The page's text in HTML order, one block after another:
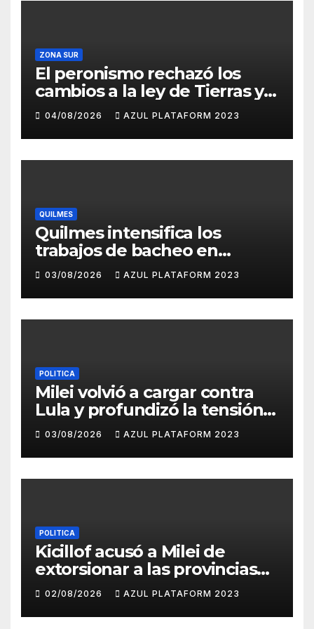
ZONA SUR
El peronismo rechazó los
cambios a la ley de Tierras y
convocó a movilizarse el
jueves en contra del
Gobierno
04/08/2026 AZUL PLATAFORM 2023
QUILMES
Quilmes intensifica los
trabajos de bacheo en
distintos barrios
03/08/2026 AZUL PLATAFORM 2023
POLITICA
Milei volvió a cargar contra
Lula y profundizó la tensión
con Brasil
03/08/2026 AZUL PLATAFORM 2023
POLITICA
Kicillof acusó a Milei de
extorsionar a las provincias
para lograr su reelección
02/08/2026 AZUL PLATAFORM 2023